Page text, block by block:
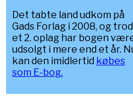
Det tabte land udkom på
Gads Forlag i 2008, og
et 2. oplag har bogen
udsolgt i mere end et år.
kan den imidlertid købes
som E-bog.